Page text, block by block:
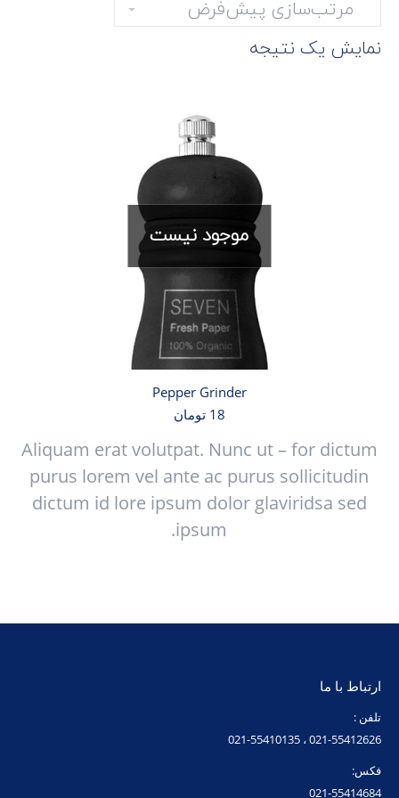
نمایش یک نتیجه
موجود نیست
Pepper Grinder
18 تومان
Aliquam erat volutpat. Nunc ut – for dictum
purus lorem vel ante ac purus sollicitudin
dictum id lore ipsum dolor glaviridsa sed
ipsum.
ارتباط با ما
تلفن :
021-55412626 ، 021-55410135
فکس:
021-55414684